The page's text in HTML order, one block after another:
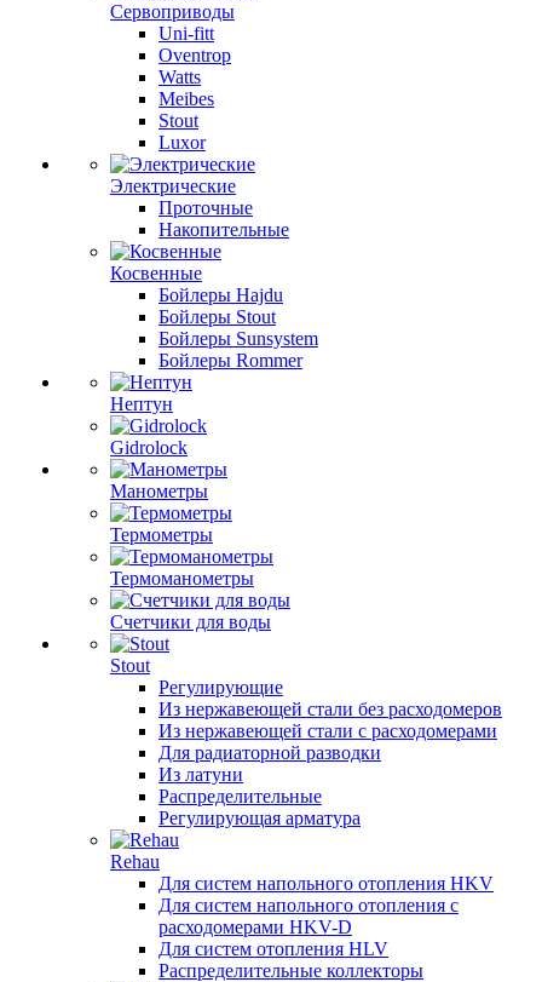
Сервоприводы
Uni-fitt
Oventrop
Watts
Meibes
Stout
Luxor
Электрические
Проточные
Накопительные
Косвенные
Бойлеры Hajdu
Бойлеры Stout
Бойлеры Sunsystem
Бойлеры Rommer
Нептун
Gidrolock
Манометры
Термометры
Термоманометры
Счетчики для воды
Stout
Регулирующие
Из нержавеющей стали без расходомеров
Из нержавеющей стали с расходомерами
Для радиаторной разводки
Из латуни
Распределительные
Регулирующая арматура
Rehau
Для систем напольного отопления HKV
Для систем напольного отопления с
расходомерами HKV-D
Для систем отопления HLV
Распределительные коллекторы